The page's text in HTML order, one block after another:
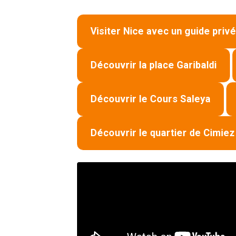
Visiter Nice avec un guide privé
Découvrir la place Garibaldi
Découvrir le Cours Saleya
Découvrir le quartier de Cimiez